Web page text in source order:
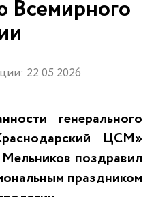
Всемирного
22 05 2026
генерального
ЦСМ»
поздравил
праздником